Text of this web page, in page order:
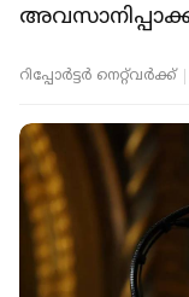
റിപ്പോർട്ടർ നെറ്റ്‌വര്‍ക്ക്‌